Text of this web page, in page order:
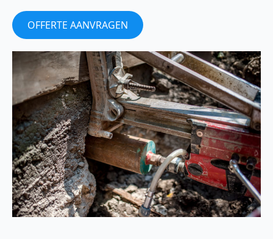
OFFERTE AANVRAGEN